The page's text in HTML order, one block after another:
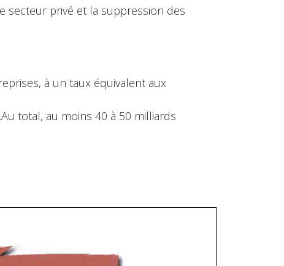
secteur privé et la suppression des
à un taux équivalent aux
total, au moins 40 à 50 milliards